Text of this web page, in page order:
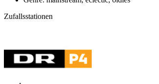
Zufallsstationen